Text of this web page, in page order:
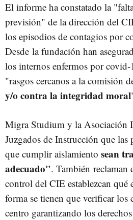
El informe ha constatado la
previsión" de la dirección del
los episodios de contagios por
Desde la fundación han
los internos enfermos por covid-
"rasgos cercanos a la comisión
y/o contra la integridad moral
Migra Studium y la Asociación
Juzgados de Instrucción que las
que cumplir aislamiento sean
adecuado". También reclaman
control del CIE establezcan qué
forma se tienen que verificar los
centro garantizando los